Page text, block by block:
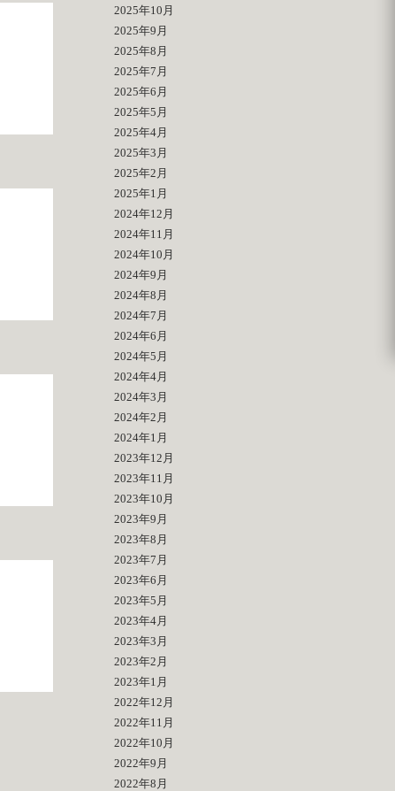
2025年10月
2025年9月
2025年8月
2025年7月
2025年6月
2025年5月
2025年4月
2025年3月
2025年2月
2025年1月
2024年12月
2024年11月
2024年10月
2024年9月
2024年8月
2024年7月
2024年6月
2024年5月
2024年4月
2024年3月
2024年2月
2024年1月
2023年12月
2023年11月
2023年10月
2023年9月
2023年8月
2023年7月
2023年6月
2023年5月
2023年4月
2023年3月
2023年2月
2023年1月
2022年12月
2022年11月
2022年10月
2022年9月
2022年8月